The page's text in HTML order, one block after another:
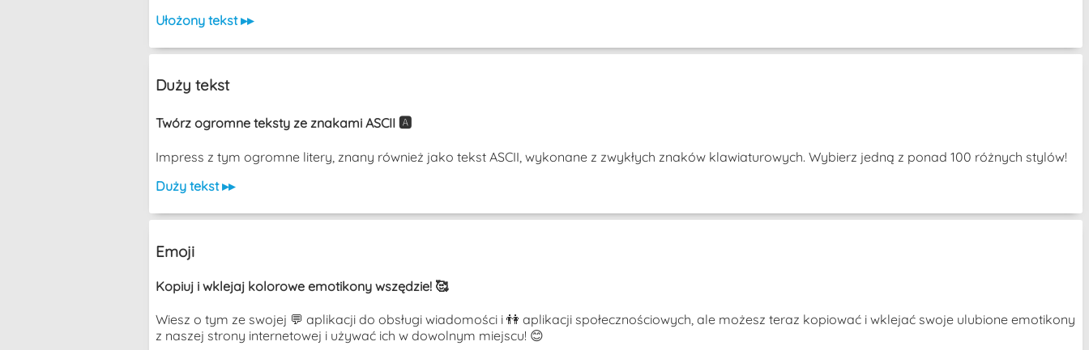
Ułożony tekst ▸▸
Duży tekst
Twórz ogromne teksty ze znakami ASCII 🅰️
Impress z tym ogromne litery, znany również jako tekst ASCII, wykonane z zwykłych znaków klawiaturowych. Wybierz jedną z ponad 100 różnych stylów!
Duży tekst ▸▸
Emoji
Kopiuj i wklejaj kolorowe emotikony wszędzie! 🥰
Wiesz o tym ze swojej 💬 aplikacji do obsługi wiadomości i 👫 aplikacji społecznościowych, ale możesz teraz kopiować i wklejać swoje ulubione emotikony
z naszej strony internetowej i używać ich w dowolnym miejscu! 😊